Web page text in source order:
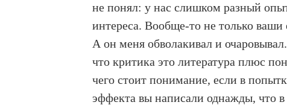
не понял: у нас слишком разный
интереса. Вообще-то не только
А он меня обволакивал и
что критика это литература плюс
чего стоит понимание, если в
эффекта вы написали однажды, что